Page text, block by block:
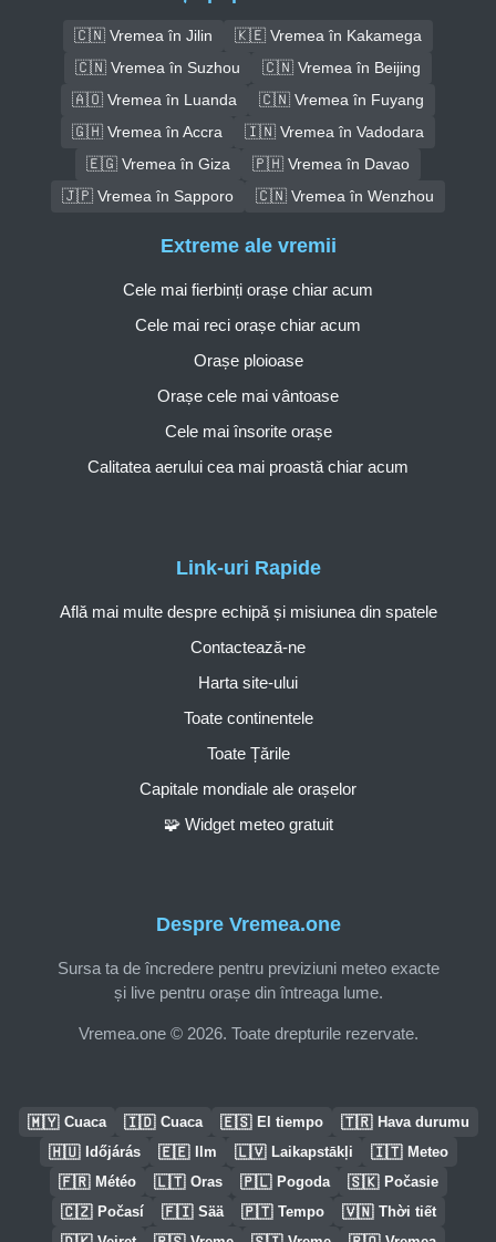
🇨🇳 Vremea în Jilin
🇰🇪 Vremea în Kakamega
🇨🇳 Vremea în Suzhou
🇨🇳 Vremea în Beijing
🇦🇴 Vremea în Luanda
🇨🇳 Vremea în Fuyang
🇬🇭 Vremea în Accra
🇮🇳 Vremea în Vadodara
🇪🇬 Vremea în Giza
🇵🇭 Vremea în Davao
🇯🇵 Vremea în Sapporo
🇨🇳 Vremea în Wenzhou
Despre Vremea.one
Sursa ta de încredere pentru previziuni meteo exacte
și live pentru orașe din întreaga lume.
Vremea.one © 2026. Toate drepturile rezervate.
Link-uri Rapide
Află mai multe despre echipă și misiunea din spatele
Contactează-ne
Harta site-ului
Toate continentele
Toate Țările
Capitale mondiale ale orașelor
🧩 Widget meteo gratuit
Extreme ale vremii
Cele mai fierbinți orașe chiar acum
Cele mai reci orașe chiar acum
Orașe ploioase
Orașe cele mai vântoase
Cele mai însorite orașe
Calitatea aerului cea mai proastă chiar acum
🇲🇾 Cuaca 🇮🇩 Cuaca 🇪🇸 El tiempo 🇹🇷 Hava durumu
🇭🇺 Időjárás 🇪🇪 Ilm 🇱🇻 Laikapstākļi 🇮🇹 Meteo
🇫🇷 Météo 🇱🇹 Oras 🇵🇱 Pogoda 🇸🇰 Počasie
🇨🇿 Počasí 🇫🇮 Sää 🇵🇹 Tempo 🇻🇳 Thời tiết